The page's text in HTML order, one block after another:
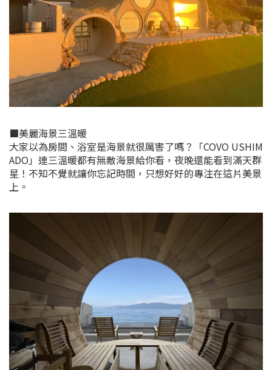
■美麗海景三溫暖
大家以為房間、浴室是海景就很厲害了嗎？「COVO USHIM
ADO」連三溫暖都有無敵海景給你看，夜晚還能看到滿天群
星！不知不覺就讓你忘記時間，只想好好的專注在這片美景
上。